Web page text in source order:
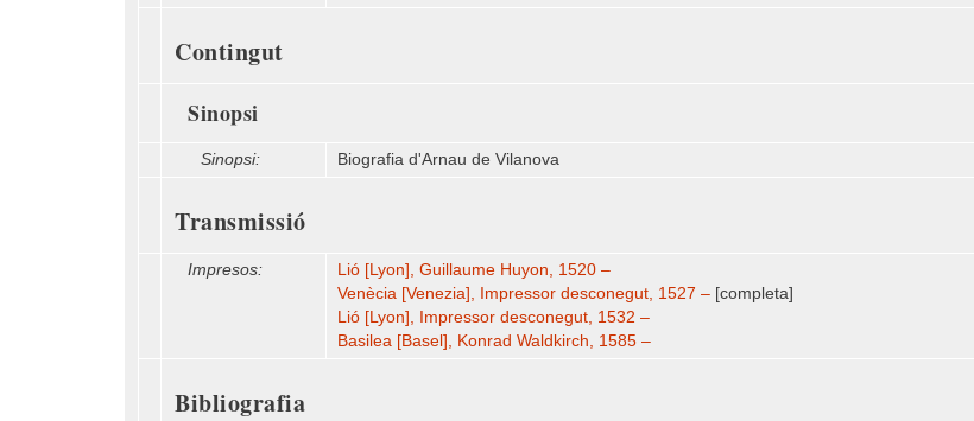
Contingut
Sinopsi
Sinopsi: Biografia d'Arnau de Vilanova
Transmissió
Impresos:
Lió [Lyon], Guillaume Huyon, 1520 –
Venècia [Venezia], Impressor desconegut, 1527 – [completa]
Lió [Lyon], Impressor desconegut, 1532 –
Basilea [Basel], Konrad Waldkirch, 1585 –
Bibliografia